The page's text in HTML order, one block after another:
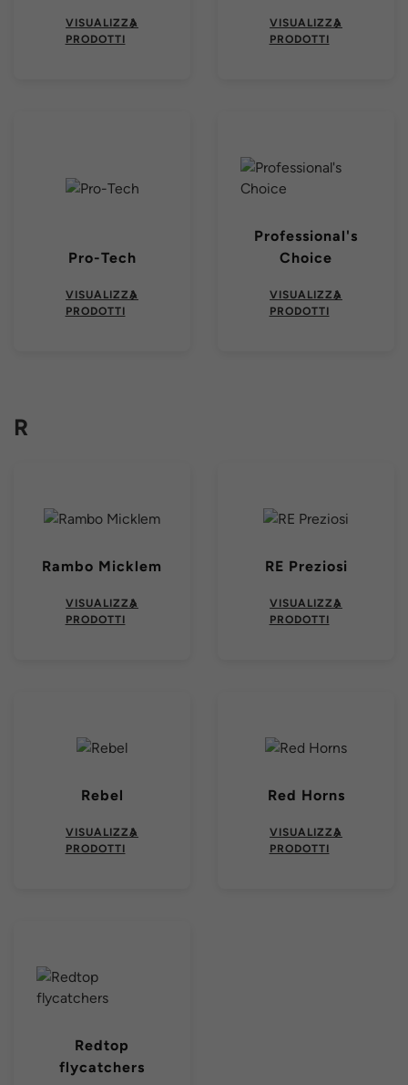
VISUALIZZA
PRODOTTI
VISUALIZZA
PRODOTTI
Pro-Tech
VISUALIZZA
PRODOTTI
Professional's
Choice
VISUALIZZA
PRODOTTI
R
Rambo Micklem
VISUALIZZA
PRODOTTI
RE Preziosi
VISUALIZZA
PRODOTTI
Rebel
VISUALIZZA
PRODOTTI
Red Horns
VISUALIZZA
PRODOTTI
Redtop
flycatchers